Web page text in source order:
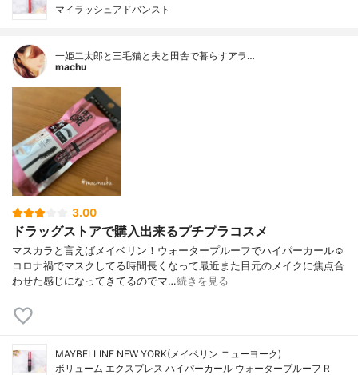
マイラッシュアドバンスト
一姫二太郎と三毛猫と夫と田舎で暮らすアラ…
machu
3.00
ドラッグストアで購入出来るプチプラコスメ
マスカラと言えばメイベリン！ウォータープルーフでハイパーカール☺︎
コロナ禍でマスクしてる時間長くなって最近また目元のメイクに焦点合
わせた感じになってきてるのでマ…続きを見る
MAYBELLINE NEW YORK(メイベリン ニューヨーク)
ボリューム エクスプレス ハイパーカール ウォータープルーフ R